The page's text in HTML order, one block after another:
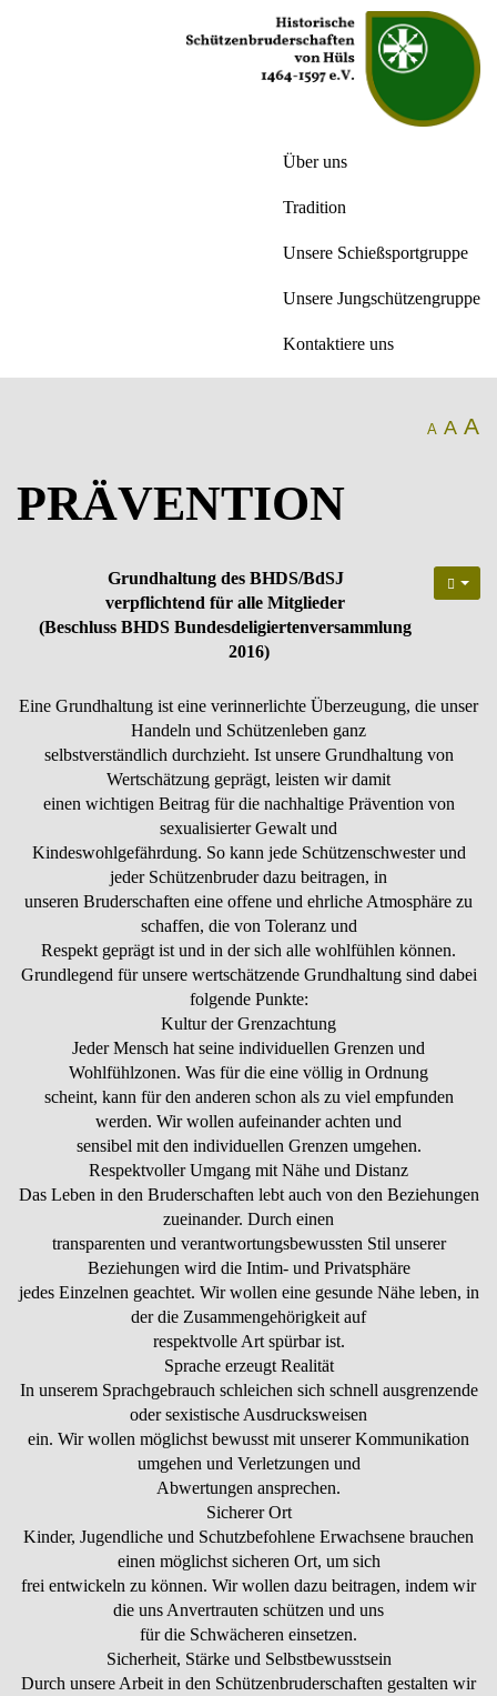
Über uns
Tradition
Unsere Schießsportgruppe
Unsere Jungschützengruppe
Kontaktiere uns
A A A
PRÄVENTION
Grundhaltung des BHDS/BdSJ
verpflichtend für alle Mitglieder
(Beschluss BHDS Bundesdeligiertenversammlung
2016)
Eine Grundhaltung ist eine verinnerlichte Überzeugung, die unser
Handeln und Schützenleben ganz
selbstverständlich durchzieht. Ist unsere Grundhaltung von
Wertschätzung geprägt, leisten wir damit
einen wichtigen Beitrag für die nachhaltige Prävention von
sexualisierter Gewalt und
Kindeswohlgefährdung. So kann jede Schützenschwester und
jeder Schützenbruder dazu beitragen, in
unseren Bruderschaften eine offene und ehrliche Atmosphäre zu
schaffen, die von Toleranz und
Respekt geprägt ist und in der sich alle wohlfühlen können.
Grundlegend für unsere wertschätzende Grundhaltung sind dabei
folgende Punkte:
Kultur der Grenzachtung
Jeder Mensch hat seine individuellen Grenzen und
Wohlfühlzonen. Was für die eine völlig in Ordnung
scheint, kann für den anderen schon als zu viel empfunden
werden. Wir wollen aufeinander achten und
sensibel mit den individuellen Grenzen umgehen.
Respektvoller Umgang mit Nähe und Distanz
Das Leben in den Bruderschaften lebt auch von den Beziehungen
zueinander. Durch einen
transparenten und verantwortungsbewussten Stil unserer
Beziehungen wird die Intim- und Privatsphäre
jedes Einzelnen geachtet. Wir wollen eine gesunde Nähe leben, in
der die Zusammengehörigkeit auf
respektvolle Art spürbar ist.
Sprache erzeugt Realität
In unserem Sprachgebrauch schleichen sich schnell ausgrenzende
oder sexistische Ausdrucksweisen
ein. Wir wollen möglichst bewusst mit unserer Kommunikation
umgehen und Verletzungen und
Abwertungen ansprechen.
Sicherer Ort
Kinder, Jugendliche und Schutzbefohlene Erwachsene brauchen
einen möglichst sicheren Ort, um sich
frei entwickeln zu können. Wir wollen dazu beitragen, indem wir
die uns Anvertrauten schützen und uns
für die Schwächeren einsetzen.
Sicherheit, Stärke und Selbstbewusstsein
Durch unsere Arbeit in den Schützenbruderschaften gestalten wir